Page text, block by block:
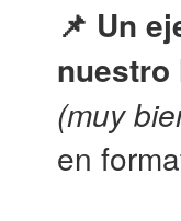
📌 Un
nuestro
(muy
en